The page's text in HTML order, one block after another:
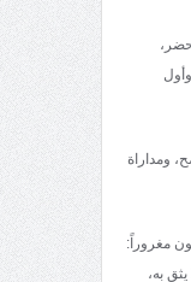
ومداراة
مغروراً:
به،